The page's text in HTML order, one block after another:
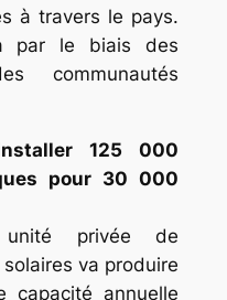
à travers le pays.
par le biais des
communautés
125 000
pour 30 000
privée de
va produire
capacité annuelle